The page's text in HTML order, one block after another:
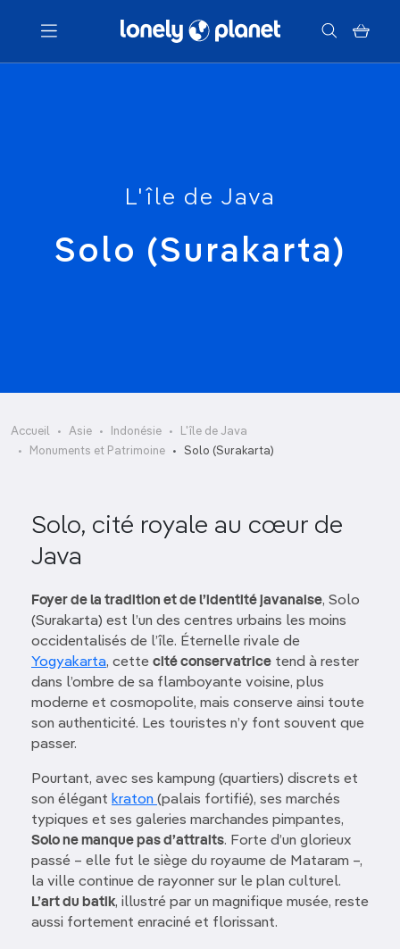
Menu
L'île de Java
Solo (Surakarta)
Accueil Asie Indonésie
L'île de Java
Monuments et Patrimoine
Solo (Surakarta)
Solo, cité royale au cœur de
Java
Foyer de la tradition et de l’identité javanaise, Solo
(Surakarta) est l’un des centres urbains les moins
occidentalisés de l’île. Éternelle rivale de
Yogyakarta, cette cité conservatrice tend à rester
dans l’ombre de sa flamboyante voisine, plus
moderne et cosmopolite, mais conserve ainsi toute
son authenticité. Les touristes n’y font souvent que
passer.
Pourtant, avec ses kampung (quartiers) discrets et
son élégant kraton (palais fortifié), ses marchés
typiques et ses galeries marchandes pimpantes,
Solo ne manque pas d’attraits. Forte d’un glorieux
passé – elle fut le siège du royaume de Mataram –,
la ville continue de rayonner sur le plan culturel.
L’art du batik, illustré par un magnifique musée, reste
aussi fortement enraciné et florissant.